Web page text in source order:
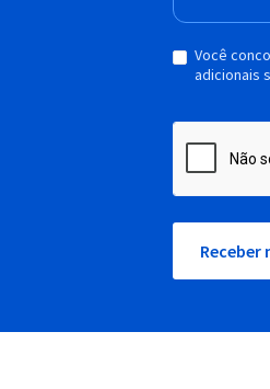
Você
adicionais
Receber